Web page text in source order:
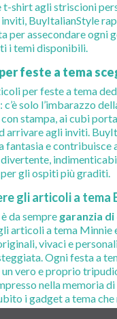
t-shirt agli striscioni
BuyItalianStyle
per assecondare ogni
i temi disponibili.
feste a tema
per feste a tema
c’è solo l’imbarazzo
stampa, ai cubi
arrivare agli inviti.
fantasia e contribuisce
gli ospiti più graditi.
gli articoli a tema
è da sempre garanzia
articoli a tema Minnie
vivaci e
Ogni festa a
un vero e proprio
nella memoria
i gadget a tema
che all’interno